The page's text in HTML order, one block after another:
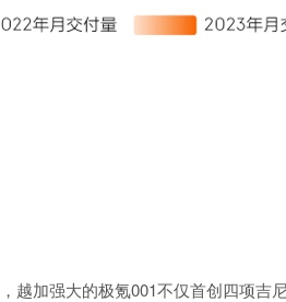
越加强大的极氪001不仅首创四项